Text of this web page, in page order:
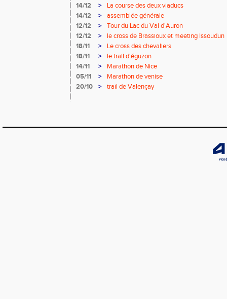
14/12
>
La course des deux viaducs
14/12
>
assemblée générale
12/12
>
Tour du Lac du Val d'Auron
12/12
>
le cross de Brassioux et meeting Issoudun
18/11
>
Le cross des chevaliers
18/11
>
le trail d'éguzon
14/11
>
Marathon de Nice
05/11
>
Marathon de venise
20/10
> trail de Valençay